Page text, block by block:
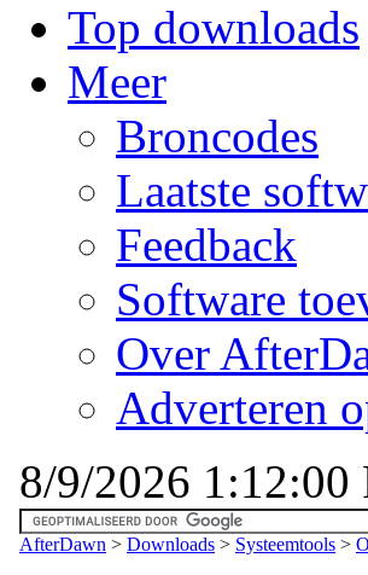
Top downloads
Meer
Broncodes
Laatste
Feedback
Software
Over
Adverteren
8/9/2026 1:12:00
AfterDawn > Downloads > Systeemtools >